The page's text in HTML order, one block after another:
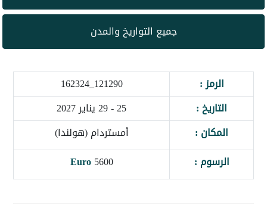
جميع التواريخ والمدن
الرمز :
121290_162324
التاريخ :
25 - 29 يناير 2027
المكان :
أمستردام (هولندا)
الرسوم :
5600
Euro